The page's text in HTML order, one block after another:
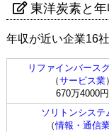
東洋炭素と
年収が近い企業16
リファインバース
（サービス業）
670万4000円
ソリトンシステ
（情報・通信